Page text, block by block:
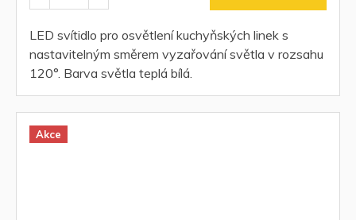
LED svítidlo pro osvětlení kuchyňských linek s
nastavitelným směrem vyzařování světla v rozsahu
120°. Barva světla teplá bílá.
Akce